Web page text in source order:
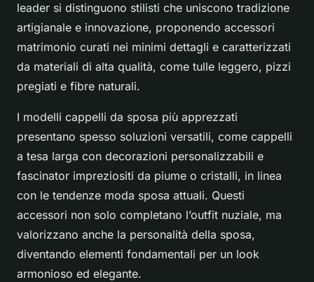
leader si distinguono stilisti che uniscono tradizione
artigianale e innovazione, proponendo accessori
matrimonio curati nei minimi dettagli e caratterizzati
da materiali di alta qualità, come tulle leggero, pizzi
pregiati e fibre naturali.
I modelli cappelli da sposa più apprezzati
presentano spesso soluzioni versatili, come cappelli
a tesa larga con decorazioni personalizzabili e
fascinator impreziositi da piume o cristalli, in linea
con le tendenze moda sposa attuali. Questi
accessori non solo completano l’outfit nuziale, ma
valorizzano anche la personalità della sposa,
diventando elementi fondamentali per un look
armonioso ed elegante.